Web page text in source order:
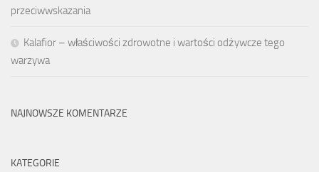
przeciwwskazania
Kalafior – właściwości zdrowotne i wartości odżywcze tego
warzywa
NAJNOWSZE KOMENTARZE
KATEGORIE